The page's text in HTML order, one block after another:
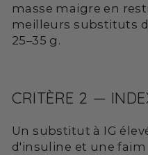
masse maigre en
meilleurs substituts
25–35 g.
CRITÈRE 2 —
Un substitut à IG
d'insuline et une faim